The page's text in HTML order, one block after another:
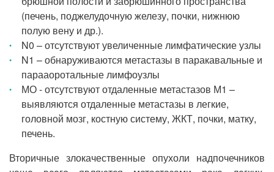
(печень, поджелудочную железу, почки, нижнюю
полую вену и др.).
N0 – отсутствуют увеличенные лимфатические узлы
N1 – обнаруживаются метастазы в паракавальные и
парааоротальные лимфоузлы
МО - отсутствуют отдаленные метастазов М1 –
выявляются отдаленные метастазы в легкие,
головной мозг, костную систему, ЖКТ, почки, матку,
печень.
Вторичные злокачественные опухоли надпочечников